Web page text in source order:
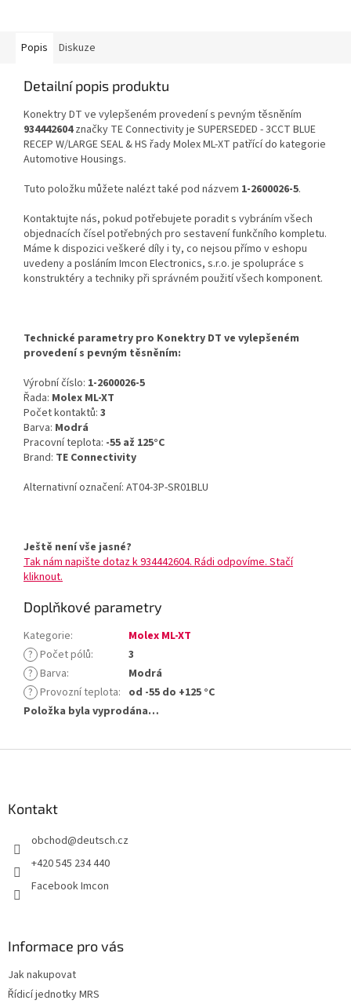
Popis Diskuze
Detailní popis produktu
Konektry DT ve vylepšeném provedení s pevným těsněním
934442604značky TE Connectivity je SUPERSEDED - 3CCT BLUE
RECEP W/LARGE SEAL & HS řady Molex ML-XT patřící do kategorie
Automotive Housings.
Tuto položku můžete nalézt také pod názvem 1-2600026-5.
Kontaktujte nás, pokud potřebujete poradit s vybráním všech
objednacích čísel potřebných pro sestavení funkčního kompletu.
Máme k dispozici veškeré díly i ty, co nejsou přímo v eshopu
uvedeny a posláním Imcon Electronics, s.r.o. je spolupráce s
konstruktéry a techniky při správném použití všech komponent.
Technické parametry pro Konektry DT ve vylepšeném
provedení s pevným těsněním:
Výrobní číslo: 1-2600026-5
Řada: Molex ML-XT
Počet kontaktů: 3
Barva: Modrá
Pracovní teplota: -55 až 125°C
Brand: TE Connectivity
Alternativní označení: AT04-3P-SR01BLU
Ještě není vše jasné?
Tak nám napište dotaz k 934442604. Rádi odpovíme. Stačí
kliknout.
Doplňkové parametry
Kategorie:
Molex ML-XT
? Počet pólů:
3
? Barva:
Modrá
? Provozní teplota: od -55 do +125 °C
Položka byla vyprodána…
Kontakt
obchod@deutsch.cz
+420 545 234 440
Facebook Imcon
Informace pro vás
Jak nakupovat
Řídicí jednotky MRS